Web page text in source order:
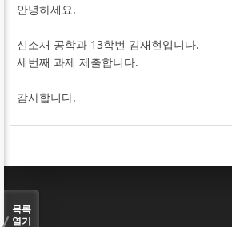
안녕하세요.
신소재 공학과 13학번 김재현입니다.
세번째 과제 제출합니다.
감사합니다.
목록
열기
Sketchbook5, 스케치북5
Sketchbook5, 스케치북5